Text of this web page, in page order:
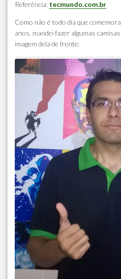
Referência: tecmundo.com.br
Como não é todo dia que
anos, mandei fazer algumas
imagem dela de frente: